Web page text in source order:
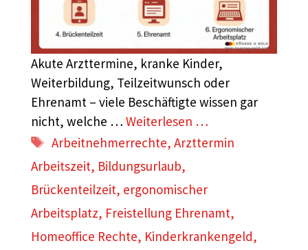
Akute Arzttermine, kranke Kinder,
Weiterbildung, Teilzeitwunsch oder
Ehrenamt – viele Beschäftigte wissen gar
nicht, welche … Weiterlesen …
Schlagwörter
Arbeitnehmerrechte,Arzttermin
Arbeitszeit, Bildungsurlaub,
Brückenteilzeit, ergonomischer
Arbeitsplatz, Freistellung Ehrenamt,
Homeoffice Rechte, Kinderkrankengeld,